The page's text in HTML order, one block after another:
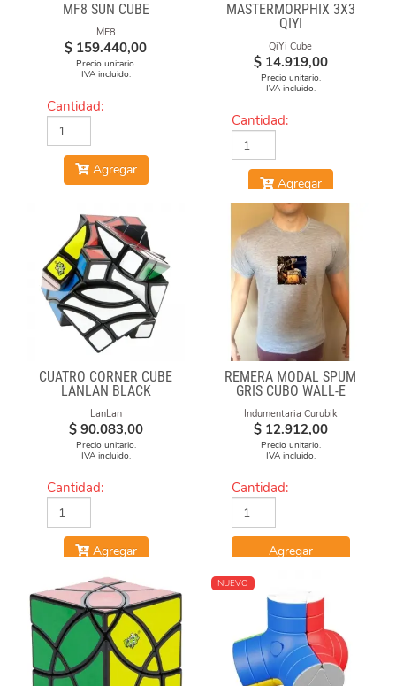
MF8 SUN CUBE
MF8
$ 159.440,00
Precio unitario.
IVA incluido.
Cantidad:
Agregar
MASTERMORPHIX 3X3
QIYI
QiYi Cube
$ 14.919,00
Precio unitario.
IVA incluido.
Cantidad:
Agregar
CUATRO CORNER CUBE
LANLAN BLACK
LanLan
$ 90.083,00
Precio unitario.
IVA incluido.
Cantidad:
Agregar
REMERA MODAL SPUM
GRIS CUBO WALL-E
Indumentaria Curubik
$ 12.912,00
Precio unitario.
IVA incluido.
Cantidad:
Agregar
NUEVO